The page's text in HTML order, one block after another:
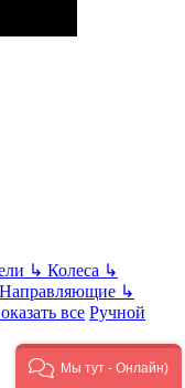
↳ Колеса ↳
Направляющие ↳
все Ручной
Мы тут - Онлайн)